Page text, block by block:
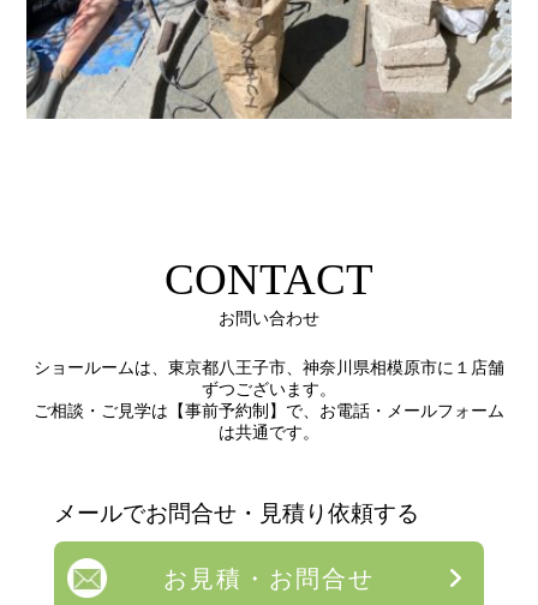
CONTACT
お問い合わせ
ショールームは、東京都八王子市、神奈川県相模原市に１店舗
ずつございます。
ご相談・ご見学は【事前予約制】で、お電話・メールフォーム
は共通です。
メールでお問合せ・見積り依頼する
お見積・お問合せ